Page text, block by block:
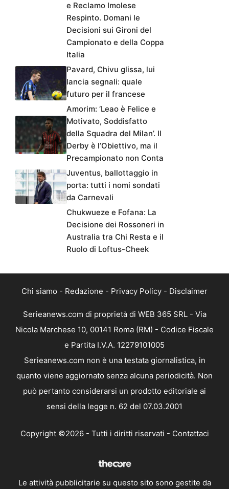
e Reclamo Imolese
Respinto. Domani le
Decisioni sui Gironi del
Campionato e della Coppa
Italia
Pavard, Chivu glissa, lui
lancia segnali: quale
futuro per il francese
Amorim: ‘Leao è Felice e
Motivato, Soddisfatto
della Squadra del Milan’. Il
Derby è l’Obiettivo, ma il
Precampionato non Conta
Juventus, ballottaggio in
porta: tutti i nomi sondati
da Carnevali
Chukwueze e Fofana: La
Decisione dei Rossoneri in
Australia tra Chi Resta e il
Ruolo di Loftus-Cheek
Chi siamo - Redazione - Privacy Policy - Disclaimer
Serieanews.com di proprietà di WEB 365 SRL - Via
Nicola Marchese 10, 00141 Roma (RM) - Codice Fiscale
e Partita I.V.A. 12279101005
Serieanews.com non è una testata giornalistica, in
quanto viene aggiornato senza alcuna periodicità. Non
può pertanto considerarsi un prodotto editoriale ai
sensi della legge n. 62 del 07.03.2001
Copyright ©2026 - Tutti i diritti riservati - Contattaci
Le attività pubblicitarie su questo sito sono gestite da